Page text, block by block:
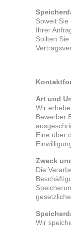
Soweit
Ihrer
Sollten
Art und
Wir
Bewerber
Eine über
Zweck
Die
Wir